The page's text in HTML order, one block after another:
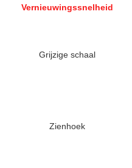
Vernieuwingssnelheid
Grijzige schaal
Zienhoek